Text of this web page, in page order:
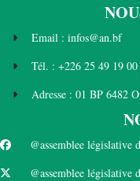
Email : infos@an.bf
Tél. : +226 25 49 19
Adresse : 01 BP 6482
@assemblee législative
@assemblee législative